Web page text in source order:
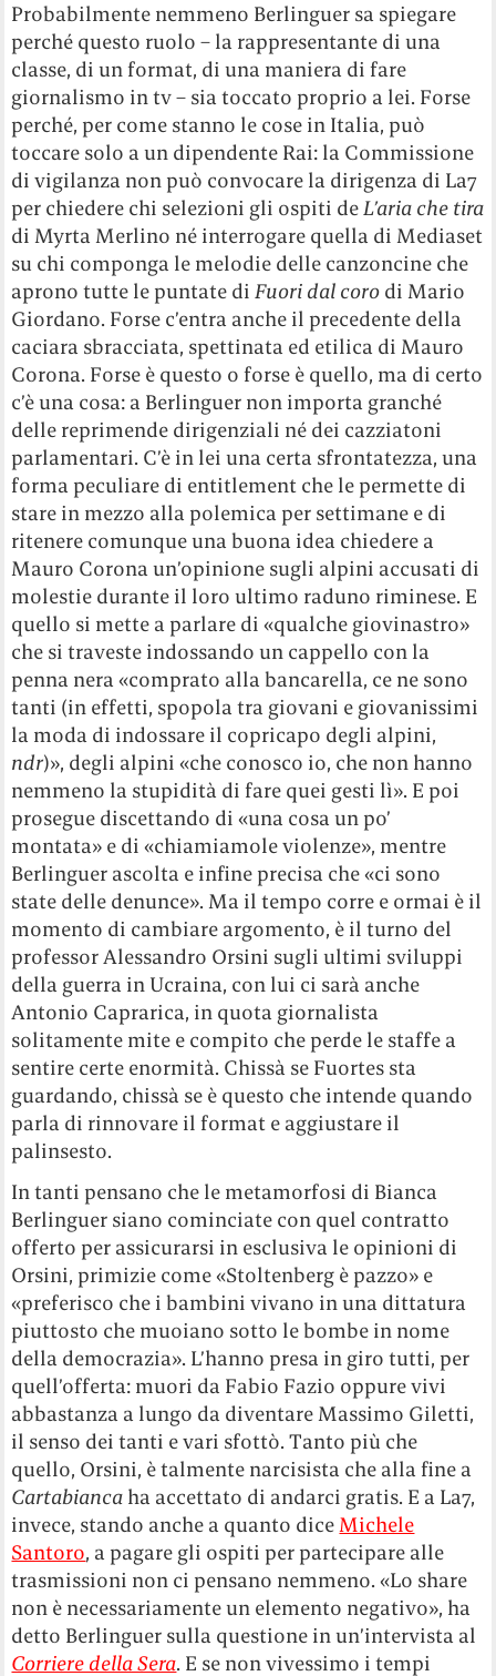
Probabilmente nemmeno Berlinguer sa spiegare
perché questo ruolo – la rappresentante di una
classe, di un format, di una maniera di fare
giornalismo in tv – sia toccato proprio a lei. Forse
perché, per come stanno le cose in Italia, può
toccare solo a un dipendente Rai: la Commissione
di vigilanza non può convocare la dirigenza di La7
per chiedere chi selezioni gli ospiti deL’aria che tira
di Myrta Merlino né interrogare quella di Mediaset
su chi componga le melodie delle canzoncine che
aprono tutte le puntate diFuori dal coro di Mario
Giordano. Forse c’entra anche il precedente della
caciara sbracciata, spettinata ed etilica di Mauro
Corona. Forse è questo o forse è quello, ma di certo
c’è una cosa: a Berlinguer non importa granché
delle reprimende dirigenziali né dei cazziatoni
parlamentari. C’è in lei una certa sfrontatezza, una
forma peculiare di entitlement che le permette di
stare in mezzo alla polemica per settimane e di
ritenere comunque una buona idea chiedere a
Mauro Corona un’opinione sugli alpini accusati di
molestie durante il loro ultimo raduno riminese. E
quello si mette a parlare di «qualche giovinastro»
che si traveste indossando un cappello con la
penna nera «comprato alla bancarella, ce ne sono
tanti (in effetti, spopola tra giovani e giovanissimi
la moda di indossare il copricapo degli alpini,
ndr)», degli alpini «che conosco io, che non hanno
nemmeno la stupidità di fare quei gesti lì». E poi
prosegue discettando di «una cosa un po’
montata» e di «chiamiamole violenze», mentre
Berlinguer ascolta e infine precisa che «ci sono
state delle denunce». Ma il tempo corre e ormai è il
momento di cambiare argomento, è il turno del
professor Alessandro Orsini sugli ultimi sviluppi
della guerra in Ucraina, con lui ci sarà anche
Antonio Caprarica, in quota giornalista
solitamente mite e compito che perde le staffe a
sentire certe enormità. Chissà se Fuortes sta
guardando, chissà se è questo che intende quando
parla di rinnovare il format e aggiustare il
palinsesto.
In tanti pensano che le metamorfosi di Bianca
Berlinguer siano cominciate con quel contratto
offerto per assicurarsi in esclusiva le opinioni di
Orsini, primizie come «Stoltenberg è pazzo» e
«preferisco che i bambini vivano in una dittatura
piuttosto che muoiano sotto le bombe in nome
della democrazia». L’hanno presa in giro tutti, per
quell’offerta: muori da Fabio Fazio oppure vivi
abbastanza a lungo da diventare Massimo Giletti,
il senso dei tanti e vari sfottò. Tanto più che
quello, Orsini, è talmente narcisista che alla fine a
Cartabianca ha accettato di andarci gratis. E a La7,
invece, stando anche a quanto diceMichele
Santoro, a pagare gli ospiti per partecipare alle
trasmissioni non ci pensano nemmeno. «Lo share
non è necessariamente un elemento negativo», ha
detto Berlinguer sulla questione in un’intervista al
Corriere della Sera. E se non vivessimo i tempi